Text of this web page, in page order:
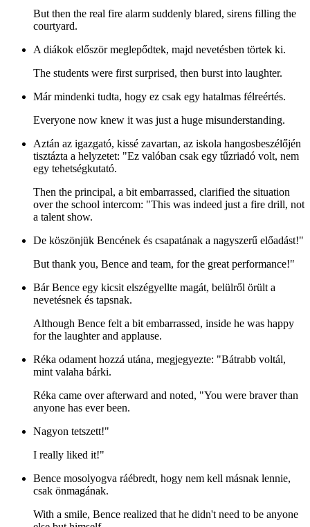
But then the real fire alarm suddenly blared, sirens filling the
courtyard.
A diákok először meglepődtek, majd nevetésben törtek ki.
The students were first surprised, then burst into laughter.
Már mindenki tudta, hogy ez csak egy hatalmas félreértés.
Everyone now knew it was just a huge misunderstanding.
Aztán az igazgató, kissé zavartan, az iskola hangosbeszélőjén
tisztázta a helyzetet: "Ez valóban csak egy tűzriadó volt, nem
egy tehetségkutató.
Then the principal, a bit embarrassed, clarified the situation
over the school intercom: "This was indeed just a fire drill, not
a talent show.
De köszönjük Bencének és csapatának a nagyszerű előadást!"
But thank you, Bence and team, for the great performance!"
Bár Bence egy kicsit elszégyellte magát, belülről örült a
nevetésnek és tapsnak.
Although Bence felt a bit embarrassed, inside he was happy
for the laughter and applause.
Réka odament hozzá utána, megjegyezte: "Bátrabb voltál,
mint valaha bárki.
Réka came over afterward and noted, "You were braver than
anyone has ever been.
Nagyon tetszett!"
I really liked it!"
Bence mosolyogva ráébredt, hogy nem kell másnak lennie,
csak önmagának.
With a smile, Bence realized that he didn't need to be anyone